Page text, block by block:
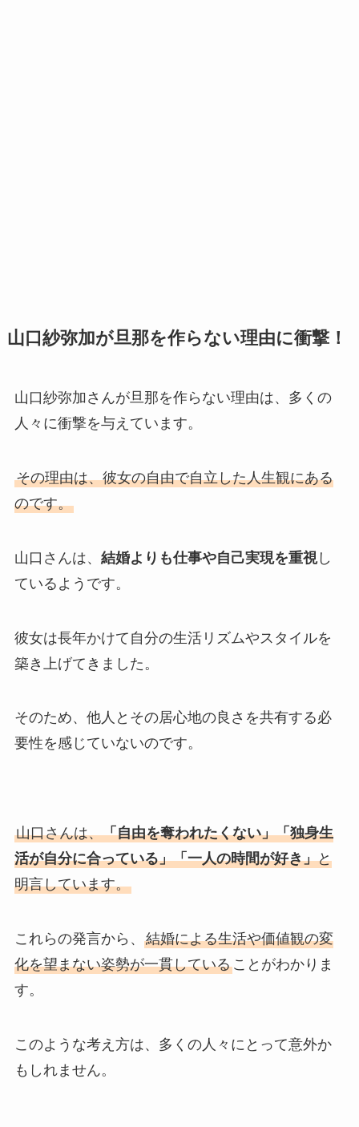
山口紗弥加が旦那を作らない理由に衝撃！
山口紗弥加さんが旦那を作らない理由は、多くの
人々に衝撃を与えています。
その理由は、彼女の自由で自立した人生観にある
のです。
山口さんは、 結婚よりも仕事や自己実現を重視し
ているようです。
彼女は長年かけて自分の生活リズムやスタイルを
築き上げてきました。
そのため、他人とその居心地の良さを共有する必
要性を感じていないのです。
山口さんは、「自由を奪われたくない」「独身生
活が自分に合っている」「一人の時間が好き」と
明言しています。
これらの発言から、 結婚による生活や価値観の変
化を望まない姿勢が一貫していることがわかりま
す。
このような考え方は、多くの人々にとって意外か
もしれません。